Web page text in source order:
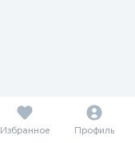
Избранное Профиль